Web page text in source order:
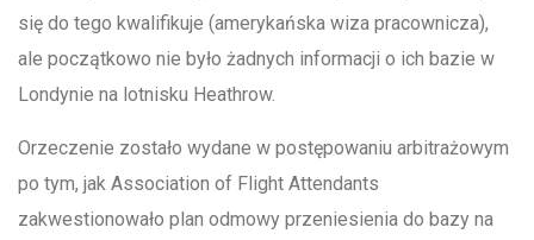
się do tego kwalifikuje (amerykańska wiza pracownicza),
ale początkowo nie było żadnych informacji o ich bazie w
Londynie na lotnisku Heathrow.
Orzeczenie zostało wydane w postępowaniu arbitrażowym
po tym, jak Association of Flight Attendants
zakwestionowało plan odmowy przeniesienia do bazy na